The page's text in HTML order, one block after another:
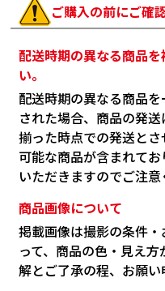
ご購入の前にご確
配送時期の異なる商品
い。
配送時期の異なる商品
された場合、商品の発
揃った時点での発送と
可能な商品が含まれて
いただきますのでご注意
商品画像について
掲載画像は撮影の条件
って、商品の色・見え
解とご了承の程、お願い